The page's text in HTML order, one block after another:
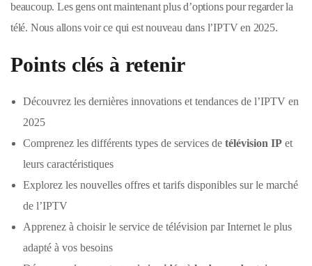
beaucoup. Les gens ont maintenant plus d’options pour regarder la
télé. Nous allons voir ce qui est nouveau dans l’IPTV en 2025.
Points clés à retenir
Découvrez les dernières innovations et tendances de l’IPTV en
2025
Comprenez les différents types de services de télévision IP et
leurs caractéristiques
Explorez les nouvelles offres et tarifs disponibles sur le marché
de l’IPTV
Apprenez à choisir le service de télévision par Internet le plus
adapté à vos besoins